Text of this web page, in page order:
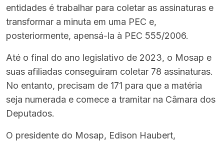
entidades é trabalhar para coletar as assinaturas e
transformar a minuta em uma PEC e,
posteriormente, apensá-la à PEC 555/2006.
Até o final do ano legislativo de 2023, o Mosap e
suas afiliadas conseguiram coletar 78 assinaturas.
No entanto, precisam de 171 para que a matéria
seja numerada e comece a tramitar na Câmara dos
Deputados.
O presidente do Mosap, Edison Haubert,